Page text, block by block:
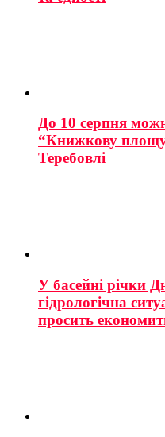
До 10 серпня
“Книжкову
Теребовлі
У басейні річки
гідрологічна
просить